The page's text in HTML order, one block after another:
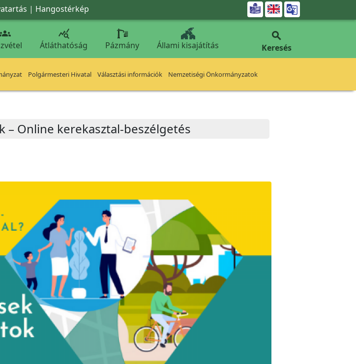
| Hangostérkép 

Átláthatóság Pázmány Állami kisajátítás

Keresés
Polgármesteri Hivatal Választási információk Nemzetiségi Önkormányzatok
– Online kerekasztal-beszélgetés